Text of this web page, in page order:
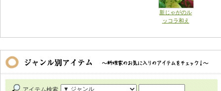
新じゃがのル
ッコラ和え
アイテム検索